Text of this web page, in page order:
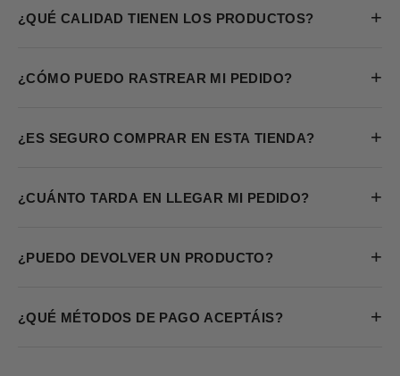
¿QUÉ CALIDAD TIENEN LOS PRODUCTOS? +
¿CÓMO PUEDO RASTREAR MI PEDIDO? +
¿ES SEGURO COMPRAR EN ESTA TIENDA? +
¿CUÁNTO TARDA EN LLEGAR MI PEDIDO? +
¿PUEDO DEVOLVER UN PRODUCTO? +
¿QUÉ MÉTODOS DE PAGO ACEPTÁIS? +